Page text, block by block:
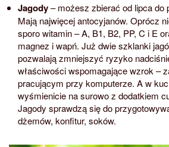
Jagody– możesz zbierać od lipca do
Mają najwięcej antocyjanów. Oprócz
sporo witamin – A, B1, B2, PP, C i E
magnez i wapń. Już dwie szklanki
pozwalają zmniejszyć ryzyko
właściwości wspomagające wzrok –
pracującym przy komputerze. A w
wyśmienicie na surowo z dodatkiem
Jagody sprawdzą się do
dżemów, konfitur, soków.